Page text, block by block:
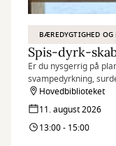
BÆREDYGTIGHED OG
Spis-dyrk-
Er du nysgerrig på
svampedyrkning,
– så kig forbi vores
Hovedbiblioteket
11. august 2026
13:00 - 15:00